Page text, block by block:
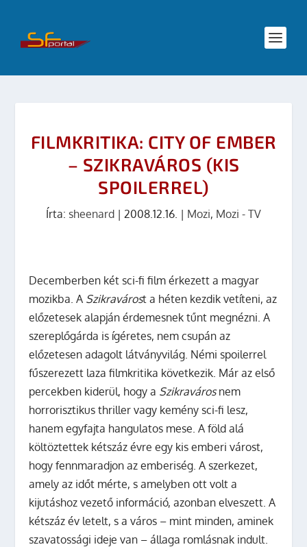
FILMKRITIKA: CITY OF EMBER
– SZIKRAVÁROS (KIS
SPOILERREL)
Írta: sheenard | 2008.12.16. | Mozi, Mozi - TV
Decemberben két sci-fi film érkezett a magyar
mozikba. A Szikravárost a héten kezdik vetíteni, az
előzetesek alapján érdemesnek tűnt megnézni. A
szereplőgárda is ígéretes, nem csupán az
előzetesen adagolt látványvilág. Némi spoilerrel
fűszerezett laza filmkritika következik. Már az első
percekben kiderül, hogy a Szikravárosnem
horrorisztikus thriller vagy kemény sci-fi lesz,
hanem egyfajta hangulatos mese. A föld alá
költöztettek kétszáz évre egy kis emberi várost,
hogy fennmaradjon az emberiség. A szerkezet,
amely az időt mérte, s amelyben ott volt a
kijutáshoz vezető információ, azonban elveszett. A
kétszáz év letelt, s a város – mint minden, aminek
szavatossági ideje van – állaga romlásnak indult.